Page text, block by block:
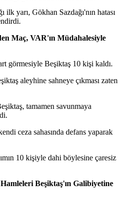
ilk yarı, Gökhan Sazdağı'nın hatası
Maç, VAR'ın Müdahalesiyle
görmesiyle Beşiktaş 10 kişi kaldı.
aleyhine sahneye çıkması zaten
tamamen savunmaya
ceza sahasında defans yaparak
10 kişiyle dahi böylesine çaresiz
Beşiktaş'ın Galibiyetine